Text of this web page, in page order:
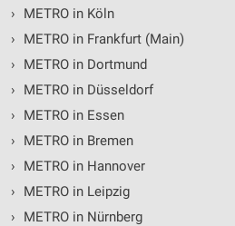
›
METRO in Köln
›
METRO in Frankfurt (Main)
›
METRO in Dortmund
›
METRO in Düsseldorf
›
METRO in Essen
›
METRO in Bremen
›
METRO in Hannover
›
METRO in Leipzig
›
METRO in Nürnberg
IAB-Verarbeitungszwecke:
Speichern von oder Zugriff auf
Verwendung reduzierter Daten zur
Erstellung von Profilen für
Verwendung von Profilen zur
personalisierter Werbung